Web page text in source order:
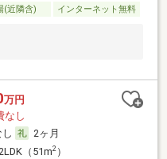
(近隣含) インターネット無料
万円
なし
し
2ヶ月
（51m2）